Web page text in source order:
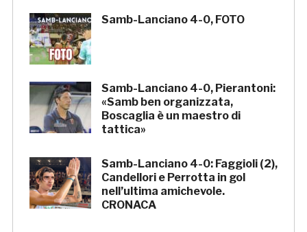
Samb-Lanciano 4-0, FOTO
Samb-Lanciano 4-0, Pierantoni:
«Samb ben organizzata,
Boscaglia è un maestro di
tattica»
Samb-Lanciano 4-0: Faggioli (2),
Candellori e Perrotta in gol
nell’ultima amichevole.
CRONACA